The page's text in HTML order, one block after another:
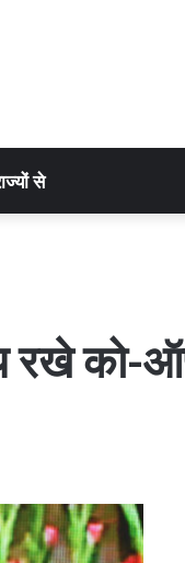
से
रखे को-